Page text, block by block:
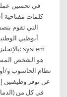
في تحسين
كلمات مفتاحية
التي تقوم
نظام الحاسوب و/
عن توفر وظيفتين